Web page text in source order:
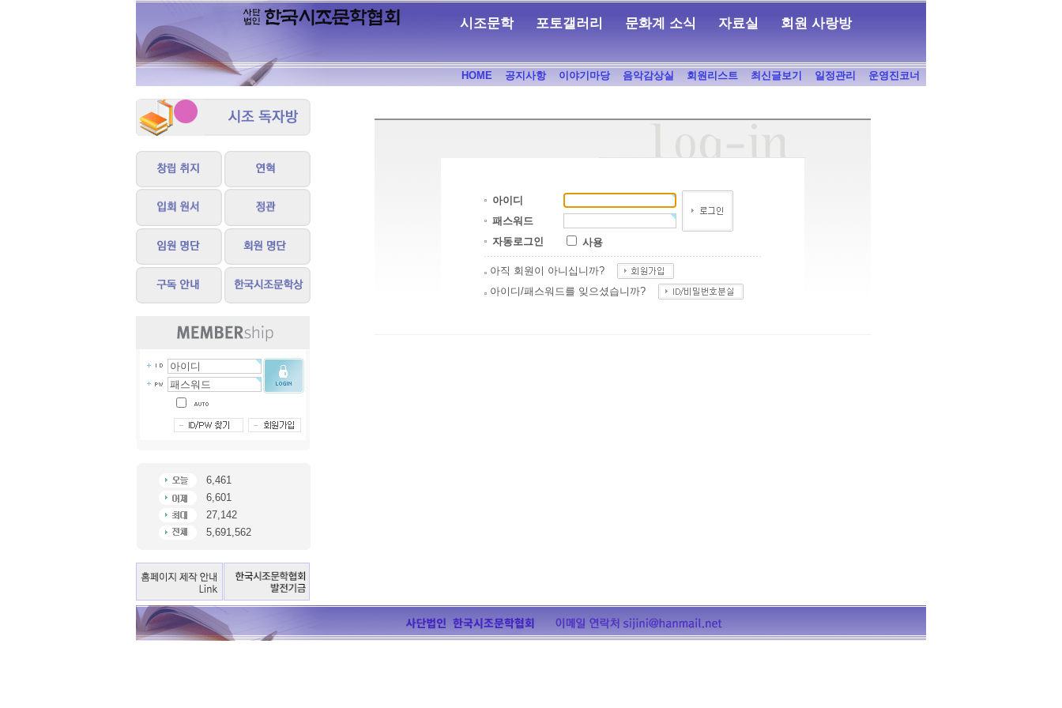
시조문학 포토갤러리 문화계 소식 자료실 회원 사랑방
HOME 공지사항 이야기마당 음악감상실 회원리스트 최신글보기 일정관리 운영진코너
6,461
6,601
27,142
5,691,562
아이디
패스워드
자동로그인
사용
아직 회원이 아니십니까?
아이디/패스워드를 잊으셨습니까?